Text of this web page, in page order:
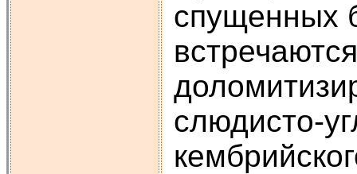
спущенных
слюдисто-